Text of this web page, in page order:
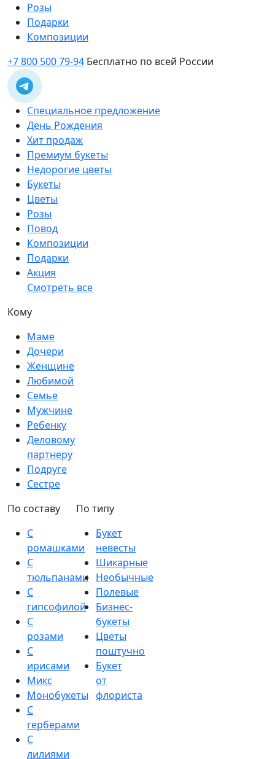
Розы
Подарки
Композиции
+7 800 500 79-94 Бесплатно по всей России
Специальное предложение
День Рождения
Хит продаж
Премиум букеты
Недорогие цветы
Букеты
Цветы
Розы
Повод
Композиции
Подарки
Акция
Смотреть все
Кому
Маме
Дочери
Женщине
Любимой
Семье
Мужчине
Ребенку
Деловому
партнеру
Подруге
Сестре
По составу
С
ромашками
С
тюльпанами
С
гипсофилой
С
розами
С
ирисами
Микс
Монобукеты
С
герберами
С
лилиями
По типу
Букет
невесты
Шикарные
Необычные
Полевые
Бизнес-
букеты
Цветы
поштучно
Букет
от
флориста